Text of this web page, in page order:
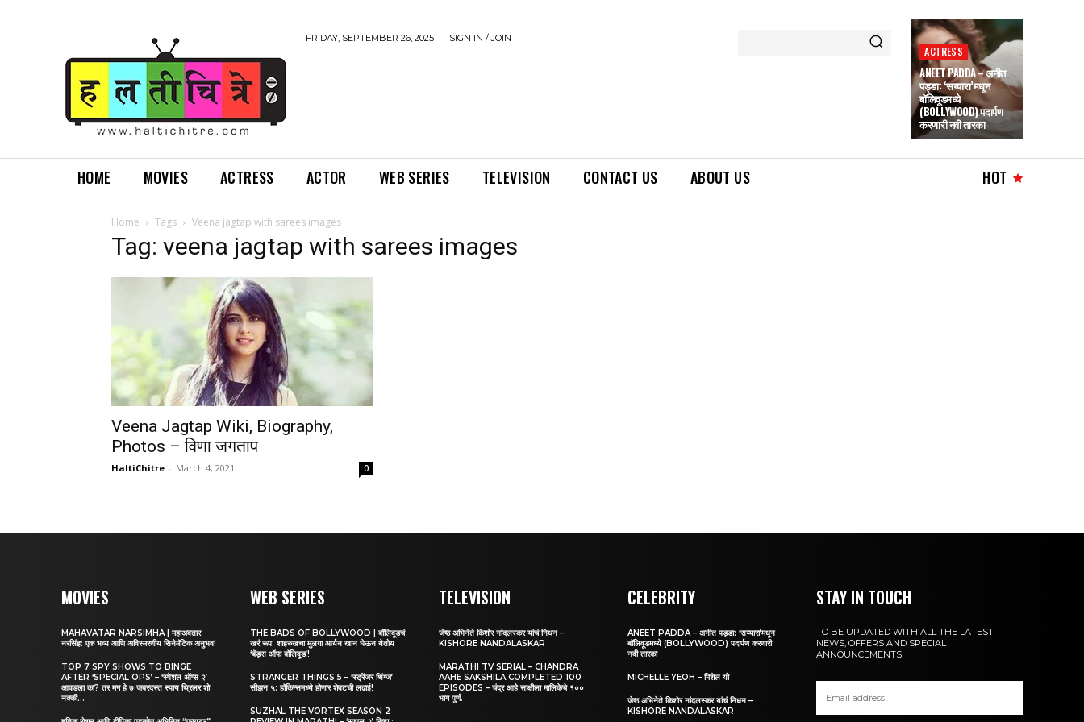
FRIDAY, SEPTEMBER 26, 2025 SIGN IN / JOIN
ACTRESS
ANEET PADDA – अनीत
पड्डा: ‘सय्यारा’मधून
बॉलिवूडमध्ये
(BOLLYWOOD) पदार्पण
करणारी नवी तारका
HOME MOVIES ACTRESS ACTOR WEB SERIES TELEVISION CONTACT US ABOUT US HOT
Home Tags Veena jagtap with sarees images
Tag: veena jagtap with sarees images
Veena Jagtap Wiki, Biography,
Photos – विणा जगताप
HaltiChitre - March 4, 2021 0
MOVIES
MAHAVATAR NARSIMHA | महाअवतार
नरसिंह: एक भव्य आणि अविस्मरणीय सिनेमॅटिक अनुभव!
TOP 7 SPY SHOWS TO BINGE
AFTER ‘SPECIAL OPS’ – ‘स्पेशल ऑप्स २’
आवडला का? तर मग हे ७ जबरदस्त स्पाय थ्रिलर शो
नक्की...
WEB SERIES
THE BADS OF BOLLYWOOD | बॉलिवूडचं
खरं रूप: शाहरुखचा मुलगा आर्यन खान घेऊन येतोय
‘बॅड्स ऑफ बॉलिवूड’!
STRANGER THINGS 5 – ‘स्ट्रेंजर थिंग्ज’
सीझन ५: हॉकिन्समध्ये होणार शेवटची लढाई!
SUZHAL THE VORTEX SEASON 2
TELEVISION
जेष्ठ अभिनेते किशोर नांदलस्कर यांचं निधन –
KISHORE NANDALASKAR
MARATHI TV SERIAL – CHANDRA
AAHE SAKSHILA COMPLETED 100
EPISODES – चंद्र आहे साक्षीला मालिकेचे १००
भाग पुर्ण.
CELEBRITY
ANEET PADDA – अनीत पड्डा: ‘सय्यारा’मधून
बॉलिवूडमध्ये (BOLLYWOOD) पदार्पण करणारी
नवी तारका
MICHELLE YEOH – मिशेल यो
जेष्ठ अभिनेते किशोर नांदलस्कर यांचं निधन –
KISHORE NANDALASKAR
STAY IN TOUCH
TO BE UPDATED WITH ALL THE LATEST
NEWS, OFFERS AND SPECIAL
ANNOUNCEMENTS.